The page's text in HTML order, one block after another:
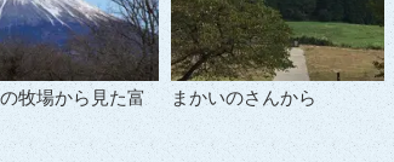
牧場から見た富
まかいのさんから